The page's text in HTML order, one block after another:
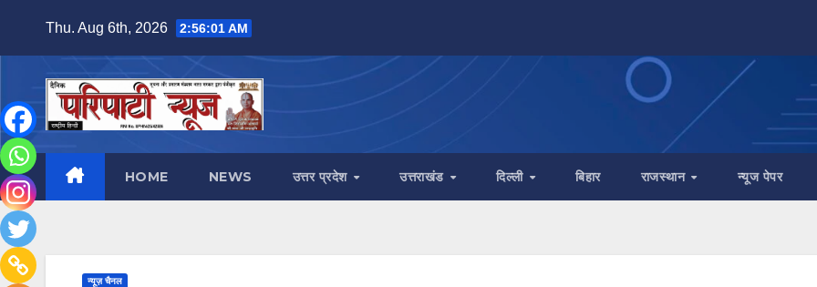
Thu. Aug 6th, 2026 2:56:02 AM
HOME NEWS उत्तर प्रदेश उत्तराखंड दिल्ली बिहार राजस्थान न्यूज पेपर
न्यूज़ चैनल